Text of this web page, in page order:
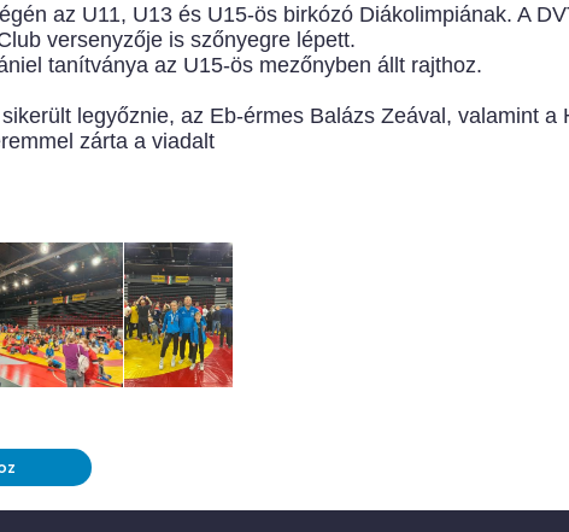
az U11, U13 és U15-ös birkózó Diákolimpiának. A
versenyzője is szőnyegre lépett.
tanítványa az U15-ös mezőnyben állt rajthoz.
legyőznie, az Eb-érmes Balázs Zeával, valamint a
zárta a viadalt